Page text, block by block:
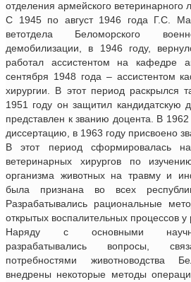
отделения армейского ветеринарного
С 1945 по август 1946 года Г.С.
ветотдела Беломорского
демобилизации, в 1946 году,
работал ассистентом на кафедре
сентября 1948 года – ассистентом
хирургии. В этот период раскрылся
1951 году он защитил кандидатскую
представлен к званию доцента. В
диссертацию, в 1963 году присвоено
В этот период сформировалась
ветеринарных хирургов по
организма животных на травму и
была признана во всех
Разрабатывались рациональные
открытых воспалительных процессов у
Наряду с основными
разрабатывались вопросы,
потребностями животноводства
внедрены некоторые методы